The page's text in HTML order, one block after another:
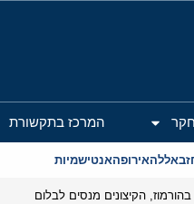
המרכז בתקשורת
אירופהאנטישמיות
הקיצונים מנסים לבלום